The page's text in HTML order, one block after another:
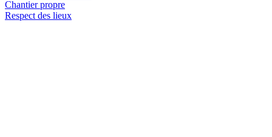
Chantier propre
Respect des lieux